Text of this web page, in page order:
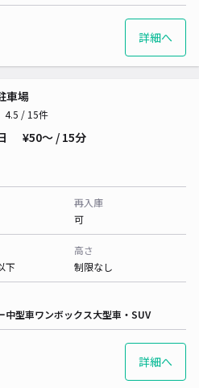
詳細へ
車場
4.5 / 15件
¥50〜 / 15分
再入庫
可
下
高さ
制限なし
中型車ワンボックス大型車・SUV
詳細へ